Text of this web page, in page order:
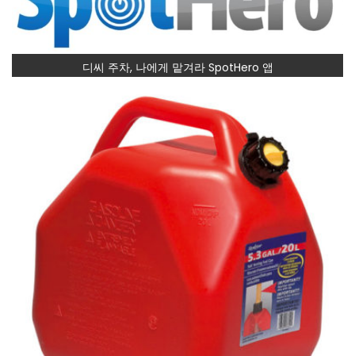
디씨 주차, 나에게 맡겨라 SpotHero 앱